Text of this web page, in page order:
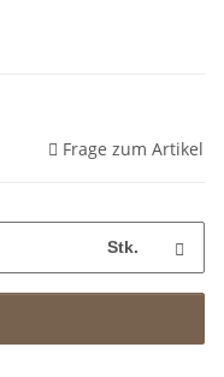
Frage zum Artikel
Stk.